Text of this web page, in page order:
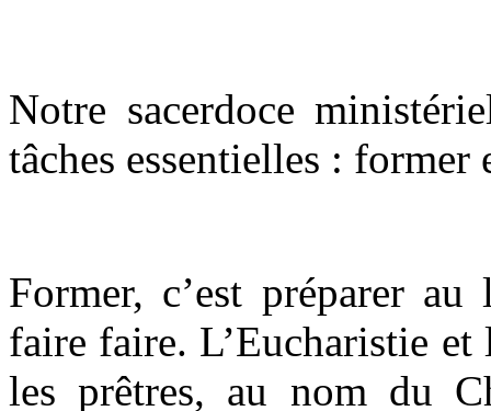
Notre sacerdoce
tâches essentielles : former
Former, c’est préparer
faire faire. L’Eucharistie
les prêtres, au nom du